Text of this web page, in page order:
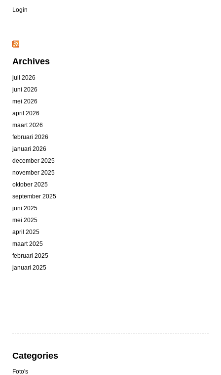
Login
Archives
juli 2026
juni 2026
mei 2026
april 2026
maart 2026
februari 2026
januari 2026
december 2025
november 2025
oktober 2025
september 2025
juni 2025
mei 2025
april 2025
maart 2025
februari 2025
januari 2025
Categories
Foto's